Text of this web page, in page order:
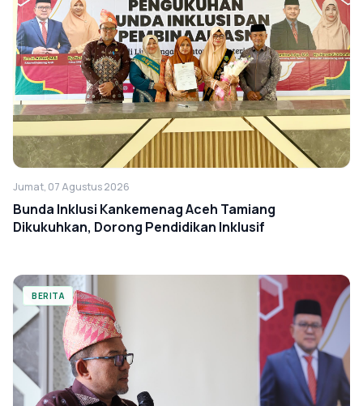
Jumat, 07 Agustus 2026
Bunda Inklusi Kankemenag Aceh Tamiang
Dikukuhkan, Dorong Pendidikan Inklusif
BERITA